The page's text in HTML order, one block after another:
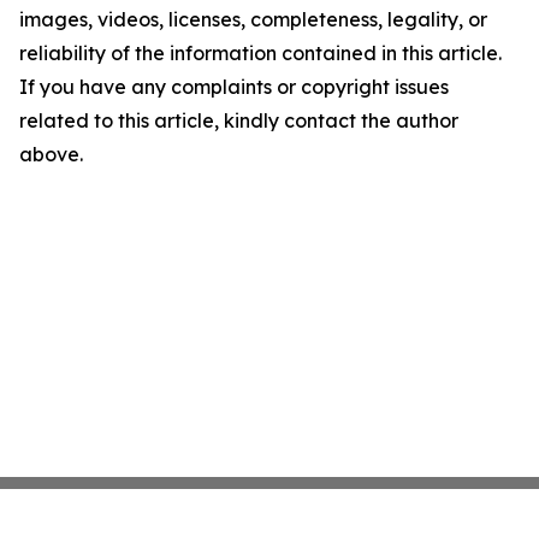
images, videos, licenses, completeness, legality, or
reliability of the information contained in this article.
If you have any complaints or copyright issues
related to this article, kindly contact the author
above.